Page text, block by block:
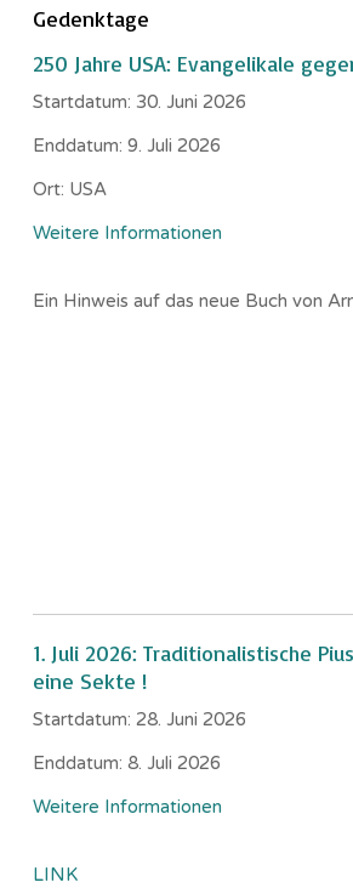
Gedenktage
250 Jahre USA: Evangelikale
Startdatum: 30. Juni 2026
Enddatum: 9. Juli 2026
Ort: USA
Weitere Informationen
Ein Hinweis auf das neue Buch von
1. Juli 2026: Traditionalistische
eine Sekte !
Startdatum: 28. Juni 2026
Enddatum: 8. Juli 2026
Weitere Informationen
LINK